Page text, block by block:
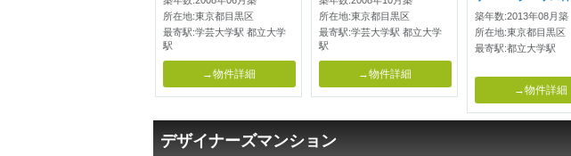
所在地:東京都目黒区
最寄駅:学芸大学駅 都立大学
駅
→物件詳細
所在地:東京都目黒区
最寄駅:学芸大学駅 都立大学
駅
→物件詳細
築年数:2013年08月築
所在地:東京都目黒区
最寄駅:都立大学駅
→物件詳細
デザイナーズマンション